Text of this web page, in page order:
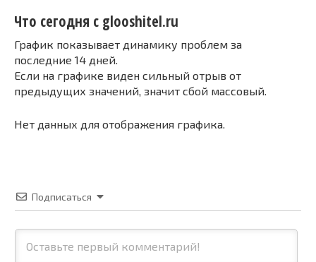
Что сегодня с glooshitel.ru
График показывает динамику проблем за
последние 14 дней.
Если на графике виден сильный отрыв от
предыдущих значений, значит сбой массовый.
Нет данных для отображения графика.
Подписаться